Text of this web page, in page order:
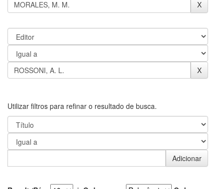
Utilizar filtros para refinar o resultado de busca.